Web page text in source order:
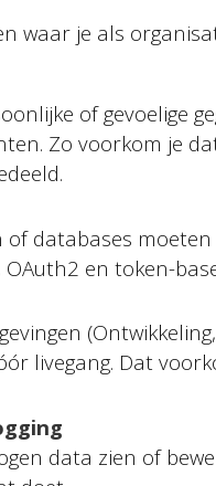
waar je als
of gevoelige
Zo voorkom je
of databases
OAuth2 en token-
livegang. Dat
data zien of